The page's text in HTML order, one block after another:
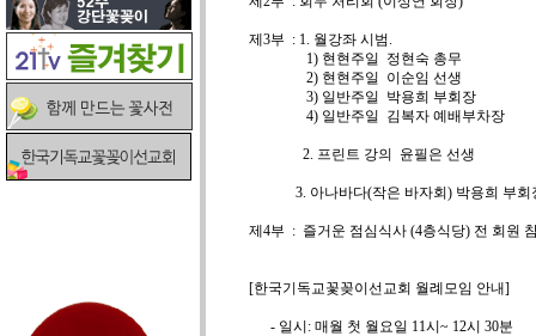
제3부 : 1. 월강좌 시범.
1) 현현주일 정현숙 총무
2) 현현주일 이순임 선생
3) 일반주일 박용희 부회장
4) 일반주일 김복자 예배부차
2. 프린트 강의 윤필은 선생
3. 아나바다(작은 바자회)
제4부 : 즐거운 점심식사 (4층식당) 전 회원
[한국기독교꽃꽂이선교회 월례모임 안내]
- 일시: 매월 첫 월요일 11시~ 12시 30분